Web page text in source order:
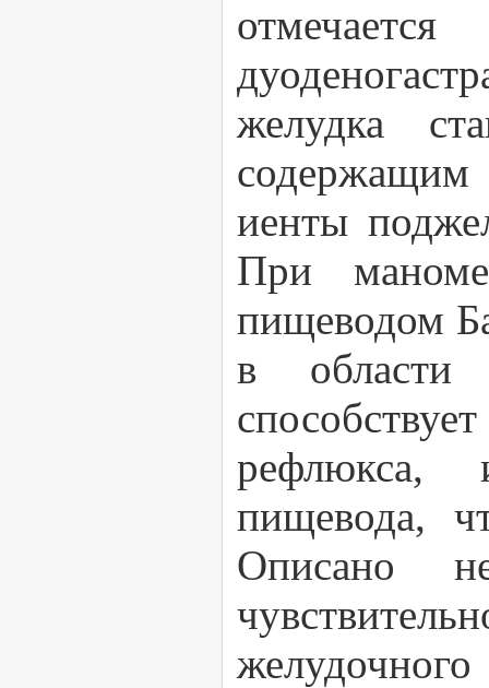
желудка
иенты
При
пищеводом
в области
рефлюкса,
пищевода,
Описано